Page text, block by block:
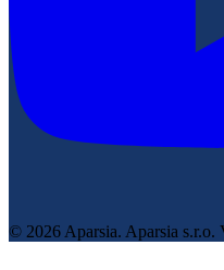
© 2026 Aparsia. Aparsia s.r.o.